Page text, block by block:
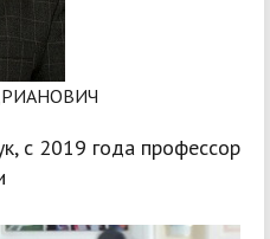
с 2019 года профессор